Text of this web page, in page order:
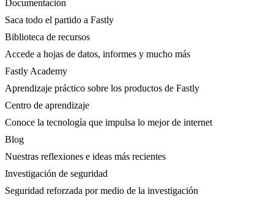
Documentación
Saca todo el partido a Fastly
Biblioteca de recursos
Accede a hojas de datos, informes y mucho más
Fastly Academy
Aprendizaje práctico sobre los productos de Fastly
Centro de aprendizaje
Conoce la tecnología que impulsa lo mejor de internet
Blog
Nuestras reflexiones e ideas más recientes
Investigación de seguridad
Seguridad reforzada por medio de la investigación